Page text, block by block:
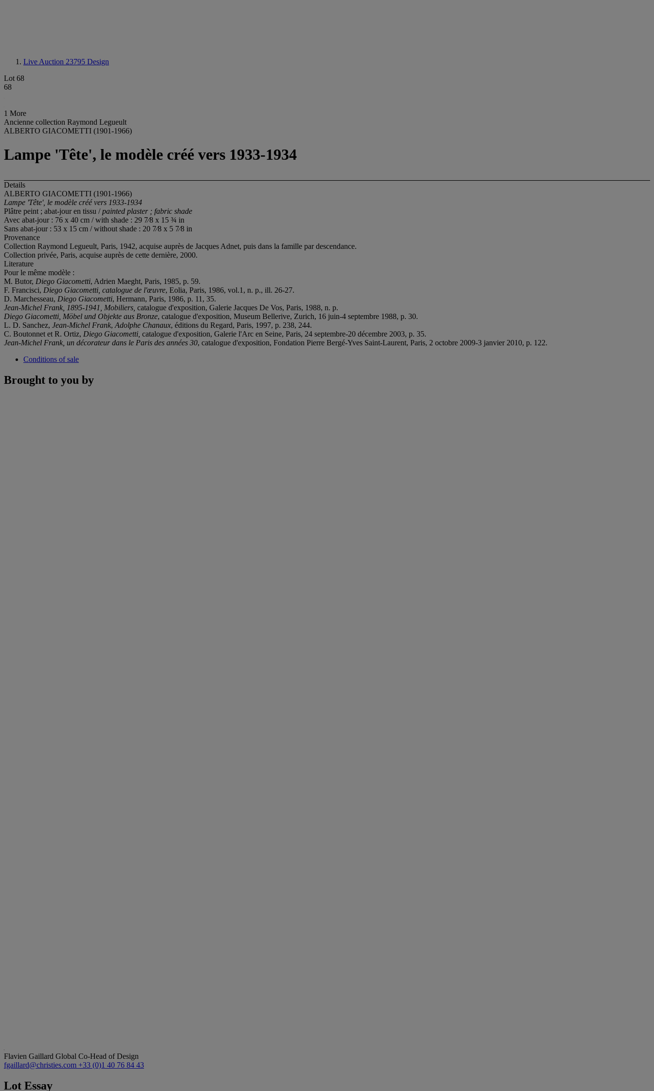
Live Auction 23795 Design
Lot 68
68
1 More
Ancienne collection Raymond Legueult
ALBERTO GIACOMETTI (1901-1966)
Lampe 'Tête', le modèle créé vers 1933-1934
Details
ALBERTO GIACOMETTI (1901-1966)
Lampe 'Tête', le modèle créé vers 1933-1934
Plâtre peint ; abat-jour en tissu /painted plaster ; fabric shade
Avec abat-jour : 76 x 40 cm / with shade : 29 7⁄8 x 15 ¾ in
Sans abat-jour : 53 x 15 cm / without shade : 20 7⁄8 x 5 7⁄8 in
Provenance
Collection Raymond Legueult, Paris, 1942, acquise auprès de Jacques Adnet, puis dans la famille par descendance.
Collection privée, Paris, acquise auprès de cette dernière, 2000.
Literature
Pour le même modèle :
M. Butor, Diego Giacometti, Adrien Maeght, Paris, 1985, p. 59.
F. Francisci, Diego Giacometti, catalogue de l'œuvre, Eolia, Paris, 1986, vol.1, n. p., ill. 26-27.
D. Marchesseau, Diego Giacometti, Hermann, Paris, 1986, p. 11, 35.
Jean-Michel Frank, 1895-1941, Mobiliers, catalogue d'exposition, Galerie Jacques De Vos, Paris, 1988, n. p.
Diego Giacometti, Möbel und Objekte aus Bronze, catalogue d'exposition, Museum Bellerive, Zurich, 16 juin-4 septembre 1988, p. 30.
L. D. Sanchez, Jean-Michel Frank, Adolphe Chanaux, éditions du Regard, Paris, 1997, p. 238, 244.
C. Boutonnet et R. Ortiz, Diego Giacometti, catalogue d'exposition, Galerie l'Arc en Seine, Paris, 24 septembre-20 décembre 2003, p. 35.
Jean-Michel Frank, un décorateur dans le Paris des années 30, catalogue d'exposition, Fondation Pierre Bergé-Yves Saint-Laurent, Paris, 2 octobre 2009-3 janvier 2010, p. 122.
Conditions of sale
Brought to you by
Flavien Gaillard Global Co-Head of Design
fgaillard@christies.com +33 (0)1 40 76 84 43
Lot Essay